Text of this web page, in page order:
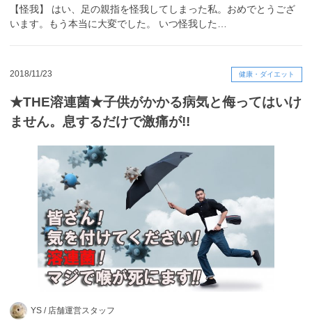
【怪我】 はい、足の親指を怪我してしまった私。おめでとうござ
います。もう本当に大変でした。 いつ怪我した…
2018/11/23 健康・ダイエット
★THE溶連菌★子供がかかる病気と侮ってはいけ
ません。息するだけで激痛が!!
YS / 店舗運営スタッフ